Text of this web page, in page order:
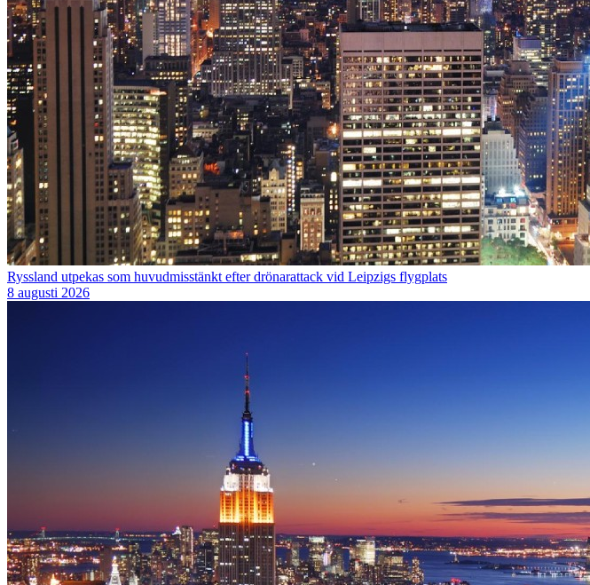
Ryssland utpekas som huvudmisstänkt efter drönarattack vid Leipzigs flygplats
8 augusti 2026